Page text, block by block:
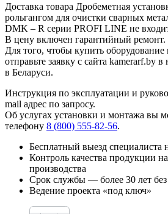
Доставка товара Дробеметная
рольгангом для очистки сварных
DMK – R серии PROFI LINE не
В цену включен гарантийный ремонт.
Для того, чтобы купить
отправьте заявку с сайта kamerarf.by
в Беларуси.
Инструкция по эксплуатации и
mail адрес по запросу.
Об услугах установки и монтажа вы
телефону 8 (800) 555-82-56.
Бесплатный выезд специалиста
Контроль качества продукции
производства
Срок службы — более 30 лет
Ведение проекта «под ключ»